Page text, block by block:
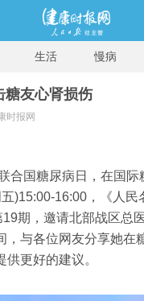
生活 慢病
糖友心肾损伤
时报网
合国糖尿病日，在国际
)15:00-16:00，《人民
期，邀请北部战区总
，与各位网友分享她在
更好的建议。